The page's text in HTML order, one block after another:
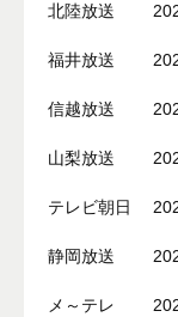
北陸放送
福井放送
信越放送
山梨放送
テレビ朝日
静岡放送
メ～テレ